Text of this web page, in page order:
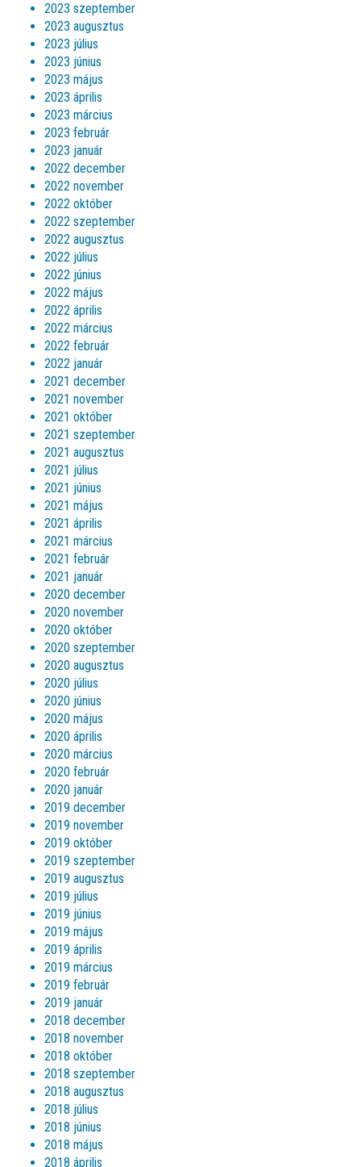
2023 szeptember
2023 augusztus
2023 július
2023 június
2023 május
2023 április
2023 március
2023 február
2023 január
2022 december
2022 november
2022 október
2022 szeptember
2022 augusztus
2022 július
2022 június
2022 május
2022 április
2022 március
2022 február
2022 január
2021 december
2021 november
2021 október
2021 szeptember
2021 augusztus
2021 július
2021 június
2021 május
2021 április
2021 március
2021 február
2021 január
2020 december
2020 november
2020 október
2020 szeptember
2020 augusztus
2020 július
2020 június
2020 május
2020 április
2020 március
2020 február
2020 január
2019 december
2019 november
2019 október
2019 szeptember
2019 augusztus
2019 július
2019 június
2019 május
2019 április
2019 március
2019 február
2019 január
2018 december
2018 november
2018 október
2018 szeptember
2018 augusztus
2018 július
2018 június
2018 május
2018 április